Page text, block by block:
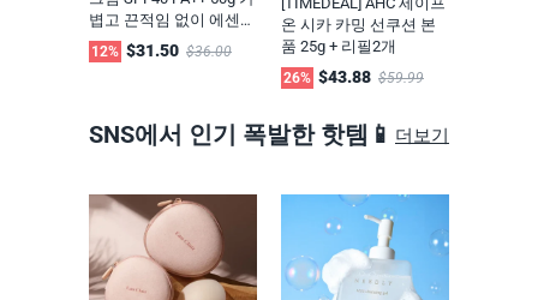
볍고 끈적임 없이 에센스
제형 선크림(인천공항면
세점 입점 인기상품))
12% $31.50 $36.00
온 시카 카밍 선쿠션 본
품 25g + 리필2개
26% $43.88 $59.99
SNS에서 인기 폭발한 핫템📱 더보기